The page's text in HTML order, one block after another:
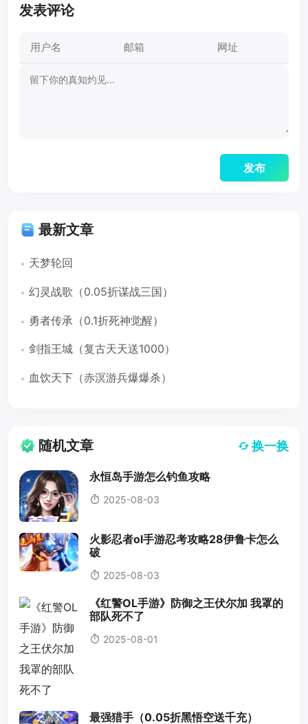
发表评论
最新文章
天梦轮回
幻灵战歌（0.05折谋战三国）
勇者传承（0.1折死神觉醒）
剑指王城（复古天天送1000）
血饮天下（赤溟游兵爆爆杀）
随机文章 换一换
永恒岛手游怎么钓鱼攻略
2025-08-03
火影忍者ol手游忍考攻略28伊鲁卡怎么
破
2025-08-03
《红警OL手游》防御之王伏尔加 我罩的
部队死不了
2025-08-01
最强猎手（0.05折黑悟空送千充）